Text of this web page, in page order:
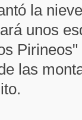
la
unos
las